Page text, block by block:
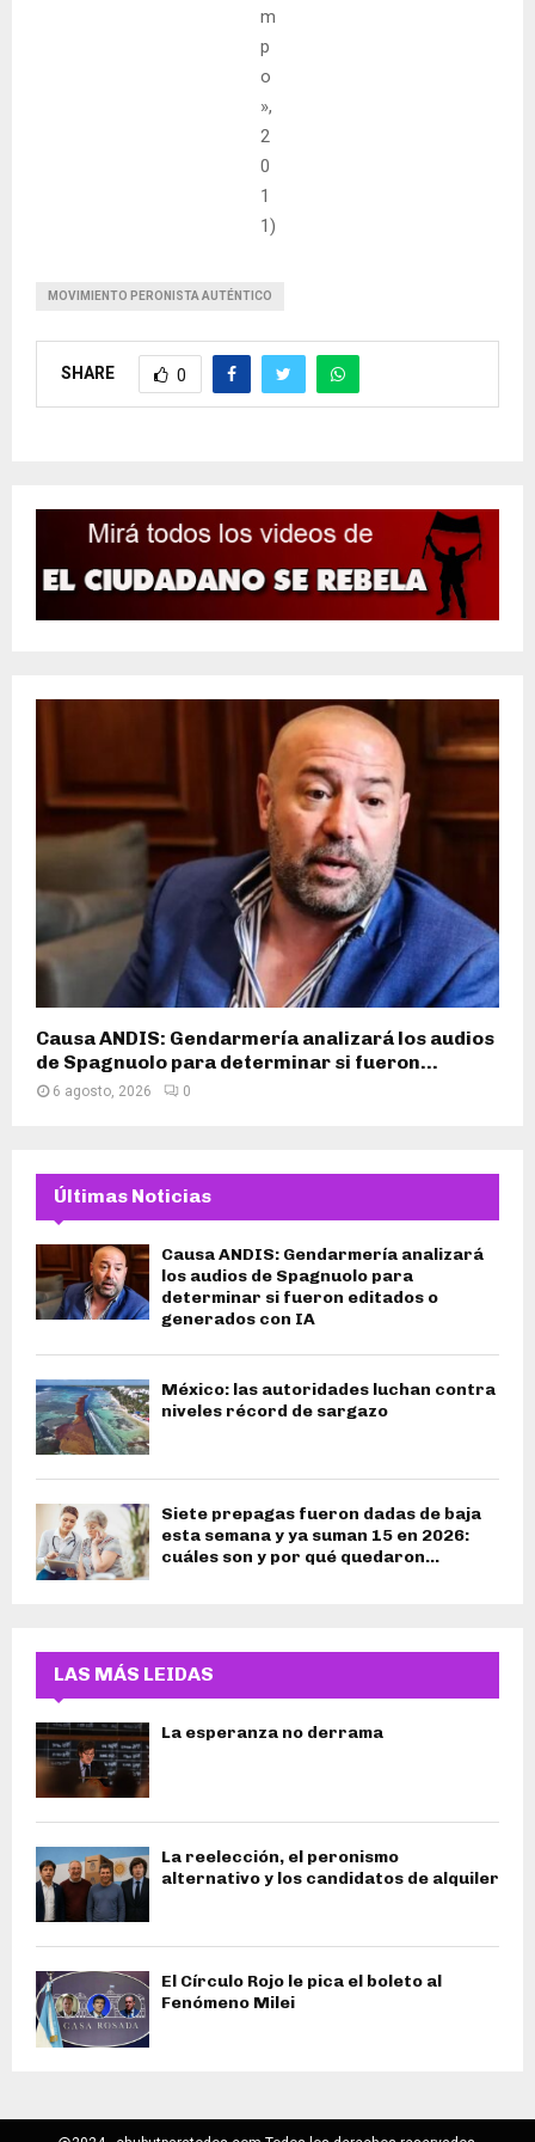
m
p
o
»,
2
0
1
1)
MOVIMIENTO PERONISTA AUTÉNTICO
SHARE 0
Causa ANDIS: Gendarmería analizará los audios
de Spagnuolo para determinar si fueron...
6 agosto, 2026 0
Últimas Noticias
Causa ANDIS: Gendarmería analizará
los audios de Spagnuolo para
determinar si fueron editados o
generados con IA
México: las autoridades luchan contra
niveles récord de sargazo
Siete prepagas fueron dadas de baja
esta semana y ya suman 15 en 2026:
cuáles son y por qué quedaron...
LAS MÁS LEIDAS
La esperanza no derrama
La reelección, el peronismo
alternativo y los candidatos de alquiler
El Círculo Rojo le pica el boleto al
Fenómeno Milei